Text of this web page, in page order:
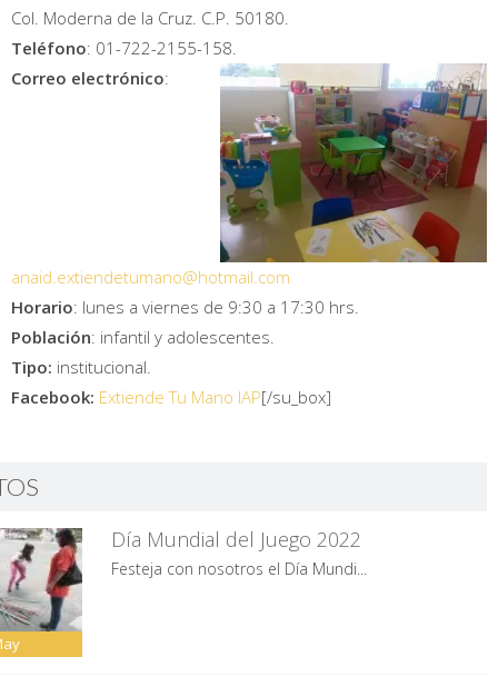
Col. Moderna de la Cruz. C.P. 50180.
Teléfono: 01-722-2155-158.
Correo electrónico:
anaid.extiendetumano@hotmail.com
Horario: lunes a viernes de 9:30 a 17:30 hrs.
Población: infantil y adolescentes.
Tipo: institucional.
Facebook: Extiende Tu Mano IAP[/su_box]
Día Mundial del Juego 2022
Festeja con nosotros el Día Mundi...